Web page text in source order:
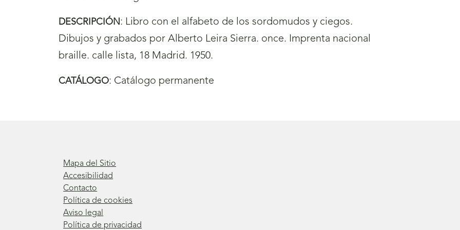
DESCRIPCIÓN: Libro con el alfabeto de los sordomudos y ciegos.
Dibujos y grabados por Alberto Leira Sierra. once. Imprenta nacional
braille. calle lista, 18 Madrid. 1950.
CATÁLOGO: Catálogo permanente
Mapa del Sitio
Accesibilidad
Contacto
Política de cookies
Aviso legal
Política de privacidad